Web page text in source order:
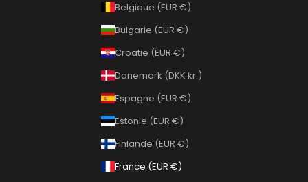
Belgique (EUR €)
Bulgarie (EUR €)
Croatie (EUR €)
Danemark (DKK kr.)
Espagne (EUR €)
Estonie (EUR €)
Finlande (EUR €)
France (EUR €)